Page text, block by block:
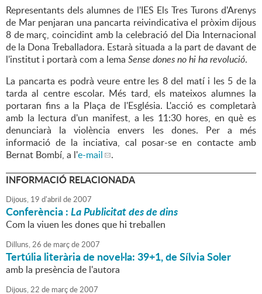
Representants dels alumnes de l'IES Els Tres Turons d'Arenys
de Mar penjaran una pancarta reivindicativa el pròxim dijous
8 de març, coincidint amb la celebració del Dia Internacional
de la Dona Treballadora. Estarà situada a la part de davant de
l'institut i portarà com a lema Sense dones no hi ha revolució.
La pancarta es podrà veure entre les 8 del matí i les 5 de la
tarda al centre escolar. Més tard, els mateixos alumnes la
portaran fins a la Plaça de l'Església. L'acció es completarà
amb la lectura d'un manifest, a les 11:30 hores, en què es
denunciarà la violència envers les dones. Per a més
informació de la inciativa, cal posar-se en contacte amb
Bernat Bombí, a l'e-mail .
INFORMACIÓ RELACIONADA
Dijous, 19 d'abril de2007
Conferència :La Publicitat des de dins
Com la viuen les dones que hi treballen
Dilluns,26 de marçde2007
Tertúlia literària de novel·la: 39+1, de Sílvia Soler
amb la presència de l'autora
Dijous,22 de marçde2007